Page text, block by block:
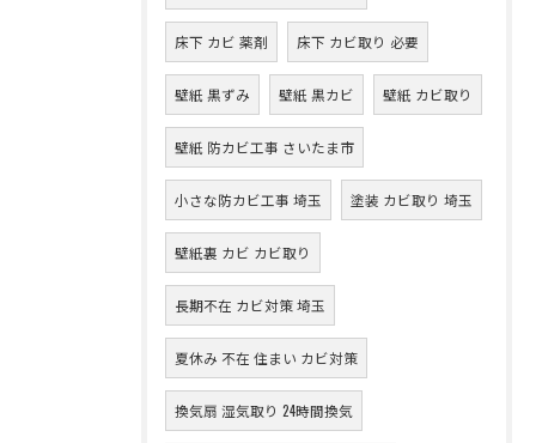
床下 カビ 薬剤 床下 カビ取り 必要
壁紙 黒ずみ 壁紙 黒カビ 壁紙 カビ取り
壁紙 防カビ工事 さいたま市
小さな防カビ工事 埼玉 塗装 カビ取り 埼玉
壁紙裏 カビ カビ取り
長期不在 カビ対策 埼玉
夏休み 不在 住まい カビ対策
換気扇 湿気取り 24時間換気